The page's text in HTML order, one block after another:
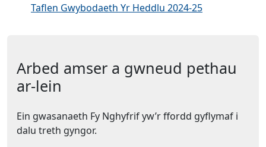
Taflen Gwybodaeth Yr Heddlu 2024-25
Arbed amser a gwneud pethau
ar-lein
Ein gwasanaeth Fy Nghyfrif yw’r ffordd gyflymaf i
dalu treth gyngor.